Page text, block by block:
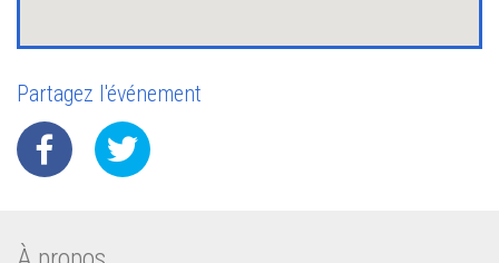
Partagez l'événement